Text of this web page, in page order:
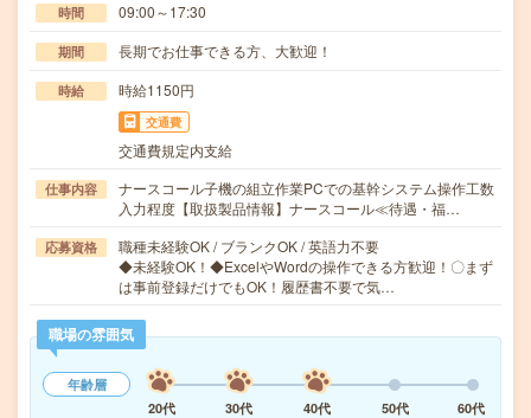
時間 09:00～17:30
期間 長期でお仕事できる方、大歓迎！
時給 時給1150円
交通費
交通費規定内支給
仕事内容
ナースコール子機の組立作業PCでの基幹システム操作工数
入力程度【取扱製品情報】ナースコール≪待遇・福…
応募資格
職種未経験OK / ブランクOK / 英語力不要
◆未経験OK！◆ExcelやWordの操作できる方歓迎！〇まず
は事前登録だけでもOK！履歴書不要で気…
職場の雰囲気
年齢層
20代
30代 40代 50代 60代